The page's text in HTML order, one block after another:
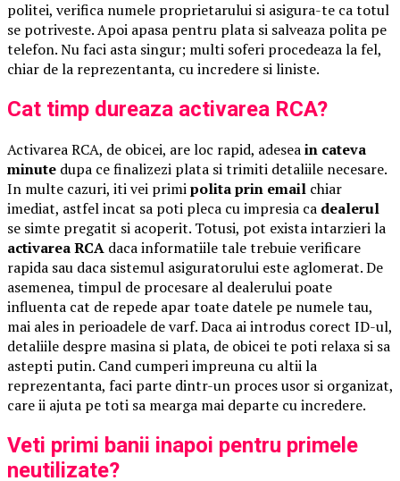
politei, verifica numele proprietarului si asigura-te ca totul
se potriveste. Apoi apasa pentru plata si salveaza polita pe
telefon. Nu faci asta singur; multi soferi procedeaza la fel,
chiar de la reprezentanta, cu incredere si liniste.
Cat timp dureaza activarea RCA?
Activarea RCA, de obicei, are loc rapid, adeseain cateva
minute dupa ce finalizezi plata si trimiti detaliile necesare.
In multe cazuri, iti vei primipolita prin email chiar
imediat, astfel incat sa poti pleca cu impresia ca dealerul
se simte pregatit si acoperit. Totusi, pot exista intarzieri la
activarea RCA daca informatiile tale trebuie verificare
rapida sau daca sistemul asiguratorului este aglomerat. De
asemenea, timpul de procesare al dealerului poate
influenta cat de repede apar toate datele pe numele tau,
mai ales in perioadele de varf. Daca ai introdus corect ID-ul,
detaliile despre masina si plata, de obicei te poti relaxa si sa
astepti putin. Cand cumperi impreuna cu altii la
reprezentanta, faci parte dintr-un proces usor si organizat,
care ii ajuta pe toti sa mearga mai departe cu incredere.
Veti primi banii inapoi pentru primele
neutilizate?